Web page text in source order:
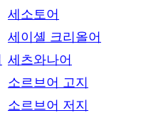
세소토어
세이셸 크리올어
세츠와나어
소르브어 고지
소르브어 저지